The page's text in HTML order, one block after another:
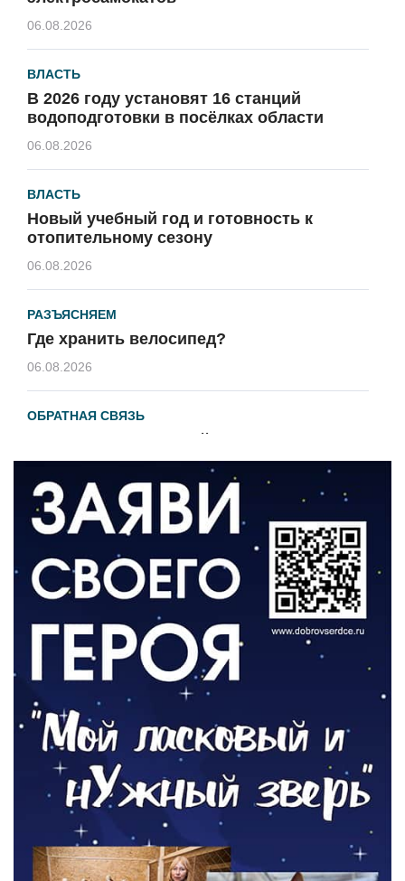
06.08.2026
ВЛАСТЬ
В 2026 году установят 16 станций
водоподготовки в посёлках области
06.08.2026
ВЛАСТЬ
Новый учебный год и готовность к
отопительному сезону
06.08.2026
РАЗЪЯСНЯЕМ
Где хранить велосипед?
06.08.2026
ОБРАТНАЯ СВЯЗЬ
Администрация онлайн
ВЛАСТЬ
День памяти и «Симфония народов»
06.08.2026
Новый настил на экотропе
05.08.2026